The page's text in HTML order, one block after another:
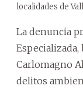
localidades de
La denuncia
Carlomagno
delitos